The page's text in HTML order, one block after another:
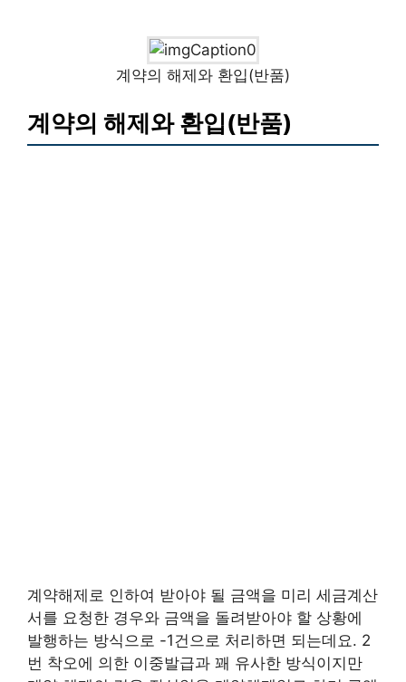
계약의 해제와 환입(반품)
계약의 해제와 환입(반품)
계약해제로 인하여 받아야 될 금액을 미리 세금계산
서를 요청한 경우와 금액을 돌려받아야 할 상황에
발행하는 방식으로 -1건으로 처리하면 되는데요. 2
번 착오에 의한 이중발급과 꽤 유사한 방식이지만